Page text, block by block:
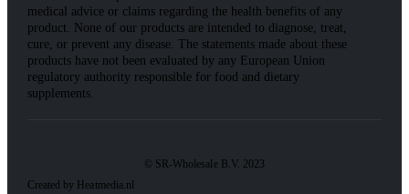
medical advice or claims regarding the health benefits of any
product. None of our products are intended to diagnose, treat,
cure, or prevent any disease. The statements made about these
products have not been evaluated by any European Union
regulatory authority responsible for food and dietary
supplements.
© SR-Wholesale B.V. 2023
Created by Heatmedia.nl